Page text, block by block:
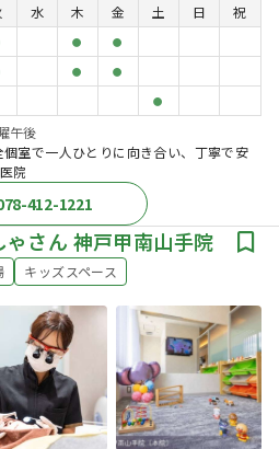
水 木 金 土 日
祝
● ●
● ●
●
午後
個室で一人ひとりに向き合い、丁寧で安
院
412-1221
さん 神戸甲南山手院
キッズスペース